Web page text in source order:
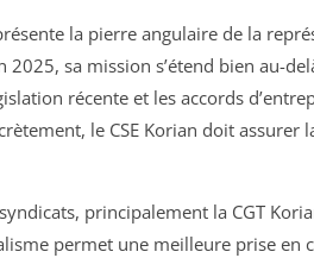
la pierre angulaire de la
sa mission s’étend bien au-
récente et les accords
le CSE Korian doit assurer
principalement la CGT
permet une meilleure prise en